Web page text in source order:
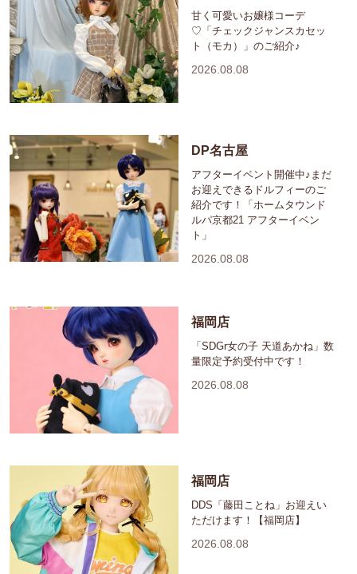
甘く可愛いお嬢様コーデ
♡「チェックジャンスカセッ
ト（モカ）」のご紹介♪
2026.08.08
DP名古屋
アフターイベント開催中♪まだ
お迎えできるドルフィーのご
紹介です！「ホームタウンド
ルパ京都21 アフターイベン
ト」
2026.08.08
福岡店
「SDGr女の子 天道あかね」数
量限定予約受付中です！
2026.08.08
福岡店
DDS「藤田ことね」お迎えい
ただけます！【福岡店】
2026.08.08